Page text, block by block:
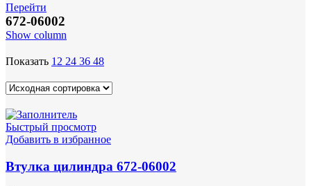
Перейти
672-06002
Show column
Показать 12 24 36 48
Быстрый просмотр
Добавить в избранное
Втулка цилиндра 672-06002